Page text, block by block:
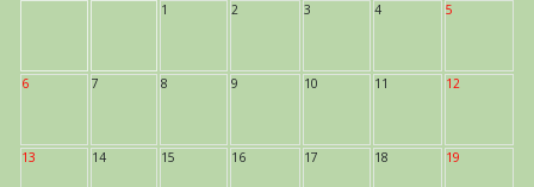
1 2 3 4 5
6 7 8 9 10 11 12
13 14 15 16 17 18 19